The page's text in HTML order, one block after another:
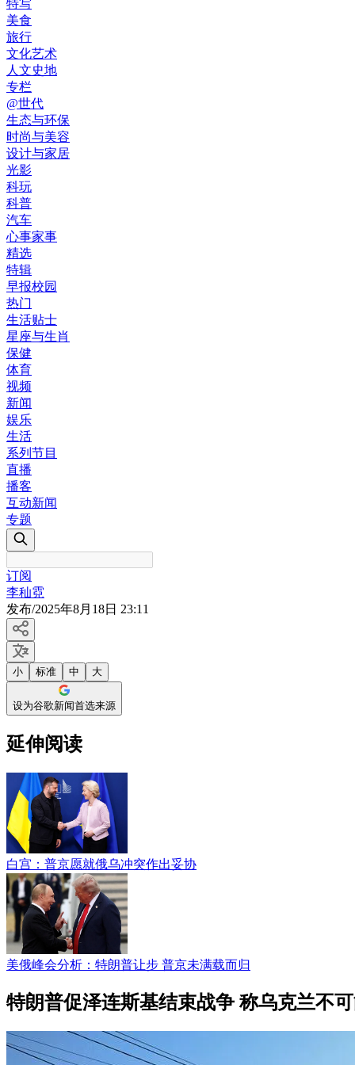
特写
美食
旅行
文化艺术
人文史地
专栏
@世代
生态与环保
时尚与美容
设计与家居
光影
科玩
科普
汽车
心事家事
精选
特辑
早报校园
热门
生活贴士
星座与生肖
保健
体育
视频
新闻
娱乐
生活
系列节目
直播
播客
互动新闻
专题
订阅
李秈霓
发布/2025年8月18日 23:11
小 标准 中 大
设为谷歌新闻首选来源
延伸阅读
白宫：普京愿就俄乌冲突作出妥协
美俄峰会分析：特朗普让步 普京未满载而归
特朗普促泽连斯基结束战争 称乌克兰不